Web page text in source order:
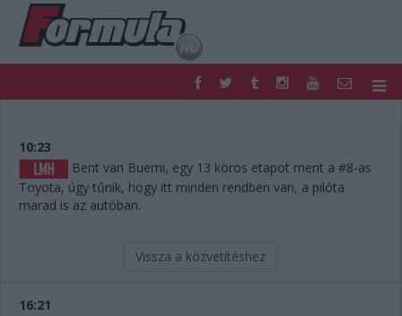
FORMULA
NEMZETKÖZI
HAZAI
RETRO
EGYÉB
PODCAST
PONTÁLLÁSOK
10:23
Bent van Buemi, egy 13 körös etapot ment a #8-as
Toyota, úgy tűnik, hogy itt minden rendben van, a pilóta
marad is az autóban.
Vissza a közvetítéshez
16:21